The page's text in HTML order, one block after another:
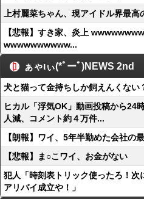
上村麗菜ちゃん、現アイドル界最
【悲報】すき家、炎上
wwwwwwwwww...
ぁゃιぃ(*ﾟーﾟ)NEWS 2nd
犬と猫って金持ちしか飼えんくない
ヒカル「浮気OK」動画投稿から24
人減、コメント約４万件...
【朗報】ワイ、5年半勤めた会社の
【悲報】ま○こワイ、お金がない
犯人「時刻表トリック使ったろ！
アリバイ成立や！」